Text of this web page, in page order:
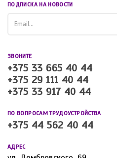
ПОДПИСКА НА НОВОСТИ
ЗВОНИТЕ
+375 33 665 40 44
+375 29 111 40 44
+375 33 917 40 44
ПО ВОПРОСАМ ТРУДОУСТРОЙСТВА
+375 44 562 40 44
АДРЕС